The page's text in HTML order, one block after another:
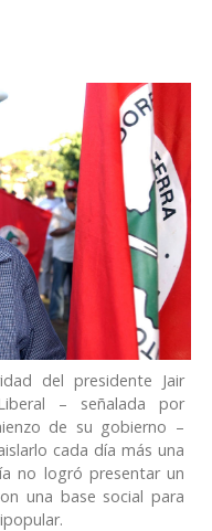
del presidente Jair
– señalada por
de su gobierno –
cada día más una
no logró presentar un
una base social para